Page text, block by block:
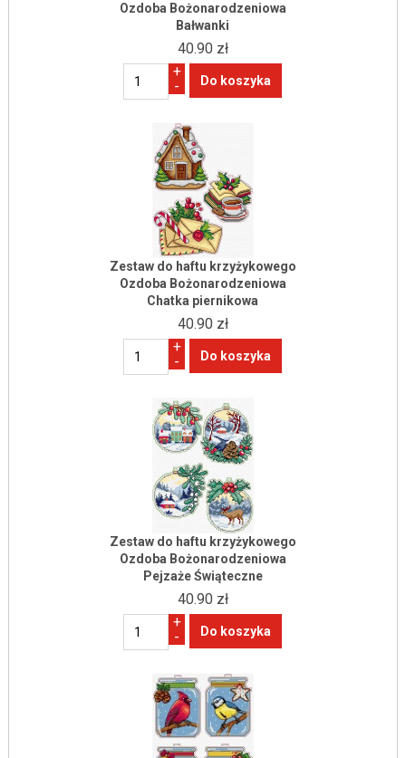
Ozdoba Bożonarodzeniowa
Bałwanki
40.90 zł
+
-
Zestaw do haftu krzyżykowego
Ozdoba Bożonarodzeniowa
Chatka piernikowa
40.90 zł
+
-
Zestaw do haftu krzyżykowego
Ozdoba Bożonarodzeniowa
Pejzaże Świąteczne
40.90 zł
+
-